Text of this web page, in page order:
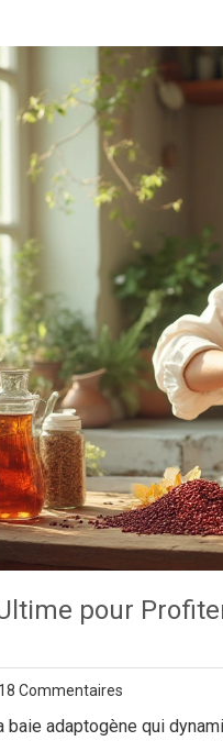
pour
18 Commentaires
baie adaptogène qui